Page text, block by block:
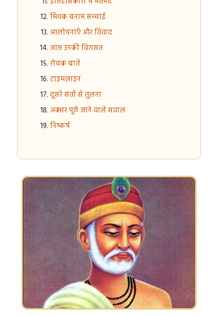
मिथक बनाम सच्चाई
आलोचनाएँ और विवाद
आज उनकी विरासत
रोचक बातें
टाइमलाइन
दूसरे संतों से तुलना
अक्सर पूछे जाने वाले सवाल
निष्कर्ष